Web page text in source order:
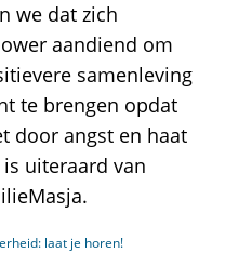
we dat zich
aandiend om
samenleving
te brengen opdat
door angst en haat
uiteraard van
laat je horen!